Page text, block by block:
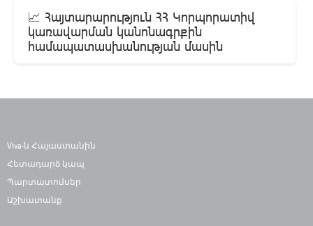
📈 Հայտարարություն ՀՀ Կորպորատիվ
կառավարման կանոնագրքին
համապատասխանության մասին
Viva-ն Հայաստանին
Հետադարձ կապ
Պարտատոմսեր
Աշխատանք